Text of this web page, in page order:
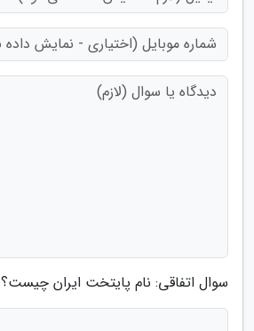
سوال اتفاقی: نام پایتخت ایران چیست؟